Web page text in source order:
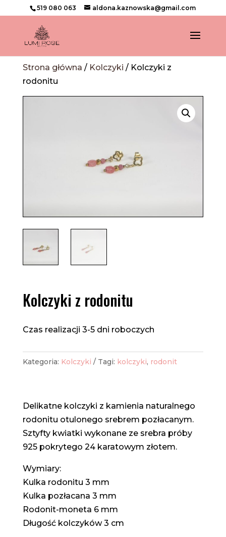
519 080 063 aldona.kaznowska@gmail.com
Strona główna / Kolczyki / Kolczyki z
rodonitu
Kolczyki z rodonitu
Czas realizacji 3-5 dni roboczych
Kategoria: Kolczyki Tagi: kolczyki, rodonit
Delikatne kolczyki z kamienia naturalnego
rodonitu otulonego srebrem pozłacanym.
Sztyfty kwiatki wykonane ze srebra próby
925 pokrytego 24 karatowym złotem.
Wymiary:
Kulka rodonitu 3 mm
Kulka pozłacana 3 mm
Rodonit-moneta 6 mm
Długość kolczyków 3 cm